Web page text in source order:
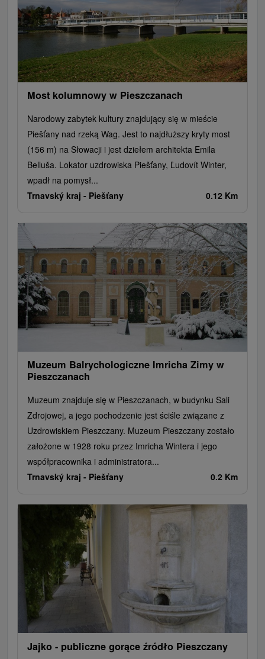
Aquaparki, baseny
Źródła
Túry a turistické chodníky
Zamki Chaty górskie
Miejsca sakralne
Rafting, rafting, rafting
Obiekty architektoniczne
Ośrodek narciarski
Pola golfowe
Tory gokartowe
Amfiteatry i kina w przyrodzie
Szlaki winne
Cyklotrasy
Most kolumnowy w Pieszczanach
Narodowy zabytek kultury znajdujący się w mieście
Piešťany nad rzeką Wag. Jest to najdłuższy kryty most
(156 m) na Słowacji i jest dziełem architekta Emila
Belluša. Lokator uzdrowiska Piešťany, Ľudovít Winter,
wpadł na pomysł...
Trnavský kraj - Piešťany 0.12 Km
Muzeum Balrychologiczne Imricha Zimy w
Pieszczanach
Muzeum znajduje się w Pieszczanach, w budynku Sali
Zdrojowej, a jego pochodzenie jest ściśle związane z
Uzdrowiskiem Pieszczany. Muzeum Pieszczany zostało
założone w 1928 roku przez Imricha Wintera i jego
współpracownika i administratora...
Trnavský kraj - Piešťany 0.2 Km
Jajko - publiczne gorące źródło Pieszczany